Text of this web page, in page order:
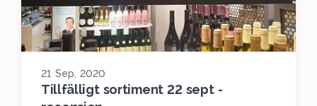
21 Sep, 2020
Tillfälligt sortiment 22 sept -